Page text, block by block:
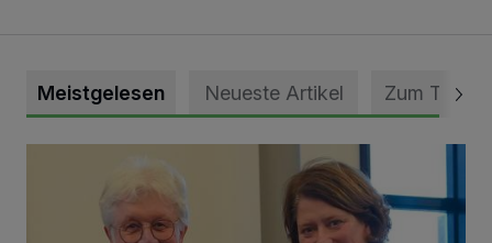
Meistgelesen Neueste Artikel Zum Thema